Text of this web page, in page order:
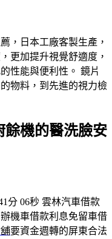
，日本工廠客製生產，
更加提升視覺舒適度，
性能與便利性。 鏡片
物料，到先進的視力檢
餘機的醫洗臉安
分 06秒 雲林汽車借款
機車借款利息免留車借
要資金週轉的屏東合法